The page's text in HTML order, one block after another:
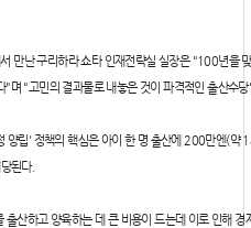
만난 구리하라 쇼타 인재전략실 실장은 "100년을
"며 "고민의 결과물로 내놓은 것이 파격적인 출산수
양립' 정책의 핵심은 아이 한 명 출산에 200만엔(
된다.
산하고 양육하는 데 큰 비용이 드는데 이로 인해